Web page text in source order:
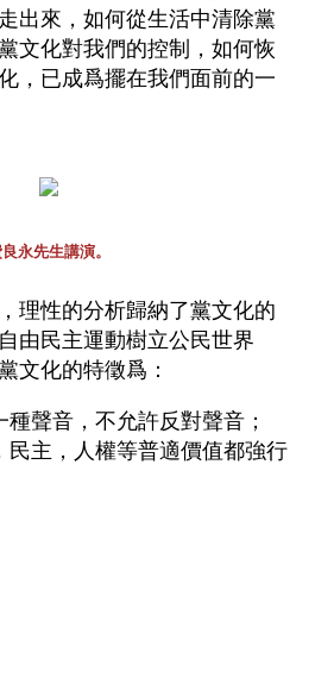
出來，如何從生活中清除黨
文化對我們的控制，如何恢
，已成爲擺在我們面前的一
永先生講演。
理性的分析歸納了黨文化的
由民主運動樹立公民世界
文化的特徵爲：
聲音，不允許反對聲音；
民主，人權等普適價值都強行